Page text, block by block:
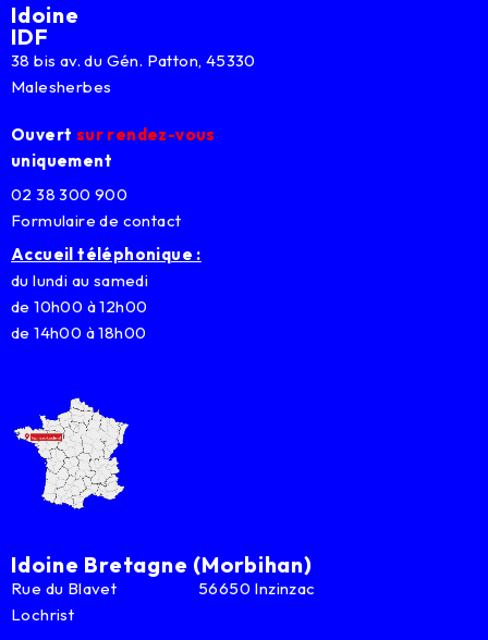
Idoine
IDF
38 bis av. du Gén. Patton, 45330
Malesherbes
Ouvert sur rendez-vous
uniquement
02 38 300 900
Formulaire de contact
Accueil téléphonique :
du lundi au samedi
de 10h00 à 12h00
de 14h00 à 18h00
Idoine Bretagne (Morbihan)
Rue du Blavet 56650 Inzinzac
Lochrist